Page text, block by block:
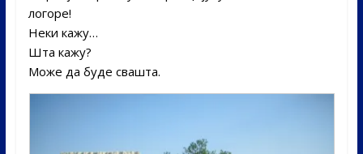
логоре!­
Неки кажу…­
Шта кажу?­
Може да буде свашта.­